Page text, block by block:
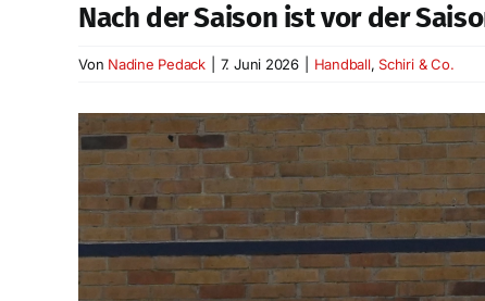
Nach der Saison ist vor der
Von Nadine Pedack 7. Juni 2026 Handball,Schiri & Co.